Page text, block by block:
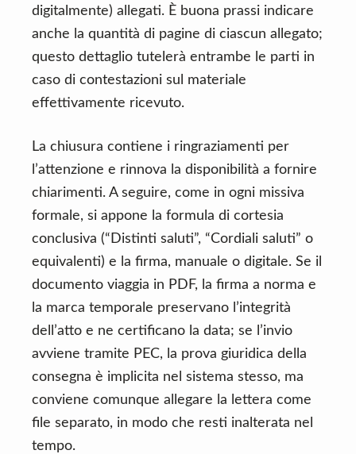
digitalmente) allegati. È buona prassi indicare
anche la quantità di pagine di ciascun allegato;
questo dettaglio tutelerà entrambe le parti in
caso di contestazioni sul materiale
effettivamente ricevuto.
La chiusura contiene i ringraziamenti per
l’attenzione e rinnova la disponibilità a fornire
chiarimenti. A seguire, come in ogni missiva
formale, si appone la formula di cortesia
conclusiva (“Distinti saluti”, “Cordiali saluti” o
equivalenti) e la firma, manuale o digitale. Se il
documento viaggia in PDF, la firma a norma e
la marca temporale preservano l’integrità
dell’atto e ne certificano la data; se l’invio
avviene tramite PEC, la prova giuridica della
consegna è implicita nel sistema stesso, ma
conviene comunque allegare la lettera come
file separato, in modo che resti inalterata nel
tempo.